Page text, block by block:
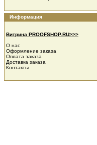
Информация
Витрина PROOFSHOP.RU>>>
О нас
Оформление заказа
Оплата заказа
Доставка заказа
Контакты